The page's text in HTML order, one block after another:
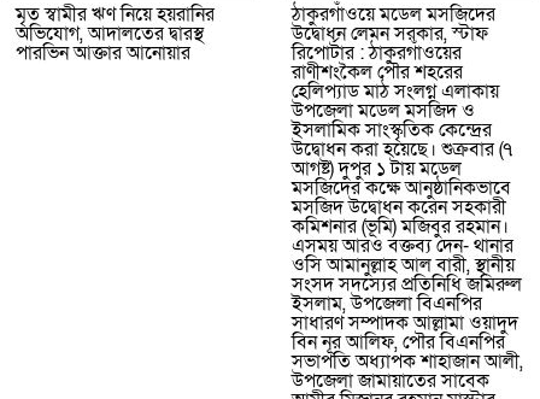
মৃত স্বামীর ঋণ নিয়ে হয়রানির
অভিযোগ, আদালতের দ্বারস্থ
পারভিন আক্তার আনোয়ার
ঠাকুরগাঁওয়ে মডেল মসজিদের
উদ্বোধন লেমন সরকার, স্টাফ
রিপোর্টার : ঠাকুরগাঁওয়ের
রাণীশংকৈল পৌর শহরের
হেলিপ্যাড মাঠ সংলগ্ন এলাকায়
উপজেলা মডেল মসজিদ ও
ইসলামিক সাংস্কৃতিক কেন্দ্রের
উদ্বোধন করা হয়েছে। শুক্রবার (৭
আগষ্ট) দুপুর ১ টায় মডেল
মসজিদের কক্ষে আনুষ্ঠানিকভাবে
মসজিদ উদ্বোধন করেন সহকারী
কমিশনার (ভূমি) মজিবুর রহমান।
এসময় আরও বক্তব্য দেন- থানার
ওসি আমানুল্লাহ আল বারী, স্থানীয়
সংসদ সদস্যের প্রতিনিধি জমিরুল
ইসলাম, উপজেলা বিএনপির
সাধারণ সম্পাদক আল্লামা ওয়াদুদ
বিন নূর আলিফ, পৌর বিএনপির
সভাপতি অধ্যাপক শাহাজান আলী,
উপজেলা জামায়াতের সাবেক